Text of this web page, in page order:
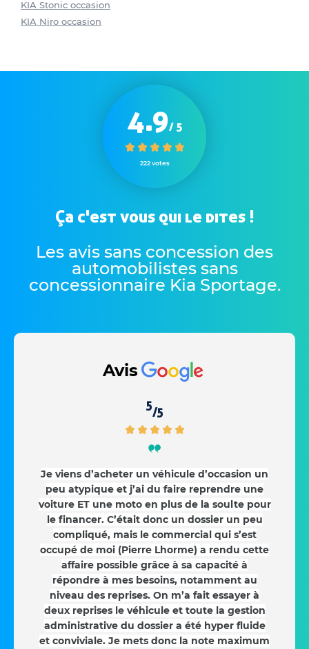
KIA Stonic occasion
KIA Niro occasion
4.9/ 5
222 votes
Ça c'est vous qui le dites !
Les avis sans concession des
automobilistes sans
concessionnaire Kia Sportage.
Avis
5/5
Je viens d’acheter un véhicule d’occasion un
peu atypique et j’ai du faire reprendre une
voiture ET une moto en plus de la soulte pour
le financer. C’était donc un dossier un peu
compliqué, mais le commercial qui s’est
occupé de moi (Pierre Lhorme) a rendu cette
affaire possible grâce à sa capacité à
répondre à mes besoins, notamment au
niveau des reprises. On m’a fait essayer à
deux reprises le véhicule et toute la gestion
administrative du dossier a été hyper fluide
et conviviale. Je mets donc la note maximum